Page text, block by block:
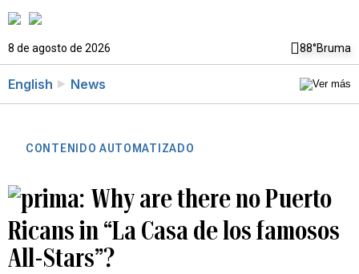
8 de agosto de 2026 88°Bruma
English News
CONTENIDO AUTOMATIZADO
Why are there no Puerto
Ricans in “La Casa de los famosos
All-Stars”?